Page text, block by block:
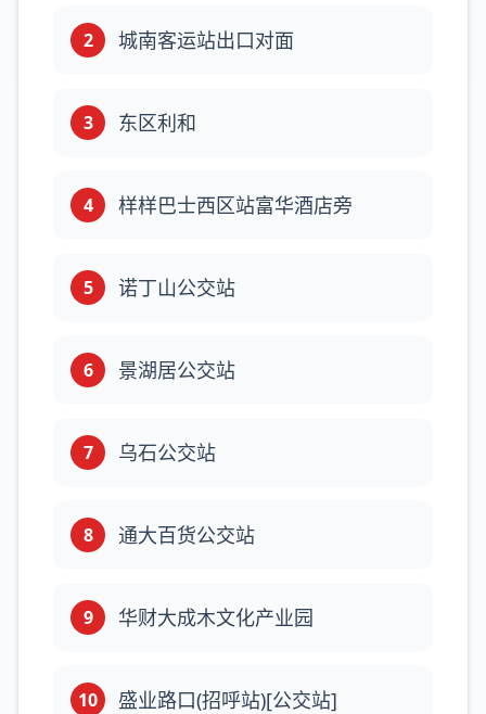
2 城南客运站出口对面
3 东区利和
4 样样巴士西区站富华酒店旁
5 诺丁山公交站
6 景湖居公交站
7 乌石公交站
8 通大百货公交站
9 华财大成木文化产业园
10 盛业路口(招呼站)[公交站]